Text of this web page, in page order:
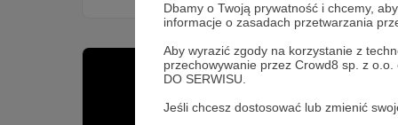
Dbamy o Twoją prywatność i chcemy,
informacje o zasadach przetwarzania
Aby wyrazić zgody na korzystanie z
przechowywanie przez Crowd8 sp. z
DO SERWISU.
Jeśli chcesz dostosować lub zmienić